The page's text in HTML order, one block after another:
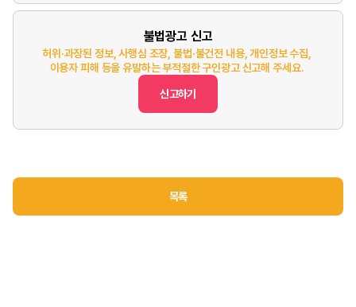
불법광고 신고
허위·과장된 정보, 사행심 조장, 불법·불건전 내용, 개인정보 수집,
이용자 피해 등을 유발하는 부적절한 구인광고 신고해 주세요.
신고하기
목록